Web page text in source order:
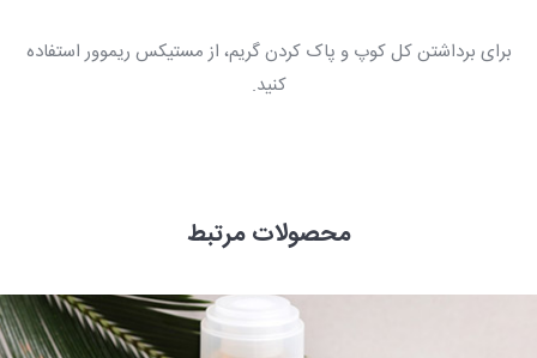
برای برداشتن کل کوپ و پاک کردن گریم، از مستیکس ریموور استفاده
کنید.
محصولات مرتبط